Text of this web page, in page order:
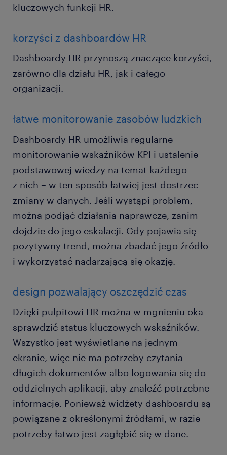
kluczowych funkcji HR.
korzyści z dashboardów HR
Dashboardy HR przynoszą znaczące korzyści,
zarówno dla działu HR, jak i całego
organizacji.
łatwe monitorowanie zasobów ludzkich
Dashboardy HR umożliwia regularne
monitorowanie wskaźników KPI i ustalenie
podstawowej wiedzy na temat każdego
z nich – w ten sposób łatwiej jest dostrzec
zmiany w danych. Jeśli wystąpi problem,
można podjąć działania naprawcze, zanim
dojdzie do jego eskalacji. Gdy pojawia się
pozytywny trend, można zbadać jego źródło
i wykorzystać nadarzającą się okazję.
design pozwalający oszczędzić czas
Dzięki pulpitowi HR można w mgnieniu oka
sprawdzić status kluczowych wskaźników.
Wszystko jest wyświetlane na jednym
ekranie, więc nie ma potrzeby czytania
długich dokumentów albo logowania się do
oddzielnych aplikacji, aby znaleźć potrzebne
informacje. Ponieważ widżety dashboardu są
powiązane z określonymi źródłami, w razie
potrzeby łatwo jest zagłębić się w dane.